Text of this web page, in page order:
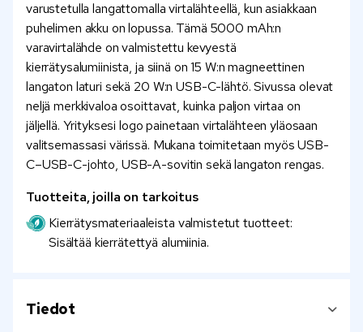
varustetulla langattomalla virtalähteellä, kun asiakkaan
puhelimen akku on lopussa. Tämä 5000 mAh:n
varavirtalähde on valmistettu kevyestä
kierrätysalumiinista, ja siinä on 15 W:n magneettinen
langaton laturi sekä 20 W:n USB-C-lähtö. Sivussa olevat
neljä merkkivaloa osoittavat, kuinka paljon virtaa on
jäljellä. Yrityksesi logo painetaan virtalähteen yläosaan
valitsemassasi värissä. Mukana toimitetaan myös USB-
C–USB-C-johto, USB-A-sovitin sekä langaton rengas.
Tuotteita, joilla on tarkoitus
Kierrätysmateriaaleista valmistetut tuotteet:
Sisältää kierrätettyä alumiinia.
Tiedot